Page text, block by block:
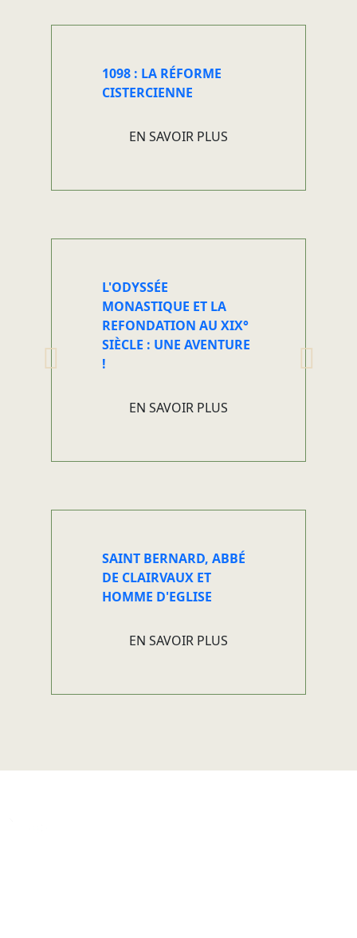
1098 : LA RÉFORME
CISTERCIENNE
EN SAVOIR PLUS
L'ODYSSÉE
MONASTIQUE ET LA
REFONDATION AU XIX°
SIÈCLE : UNE AVENTURE
!
EN SAVOIR PLUS
SAINT BERNARD, ABBÉ
DE CLAIRVAUX ET
HOMME D'EGLISE
EN SAVOIR PLUS